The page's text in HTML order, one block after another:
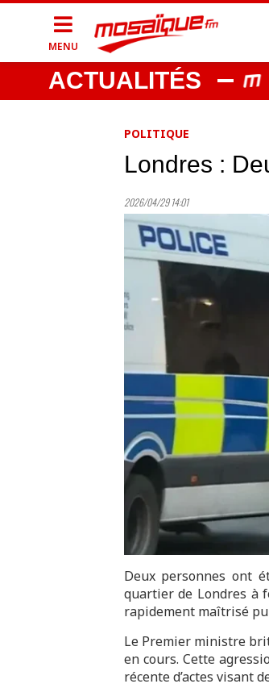
MENU
ACTUALITÉS
entendue puis remise en liberté
POLITIQUE
Londres :
2026/04/29 14:01
Deux personnes ont
quartier de Londres à
rapidement maîtrisé
Le Premier ministre
en cours. Cette
récente d’actes visant